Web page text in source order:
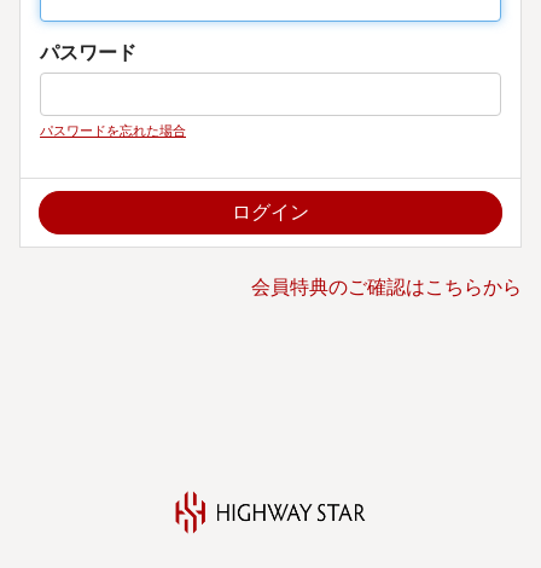
パスワード
パスワードを忘れた場合
会員特典のご確認はこちらから